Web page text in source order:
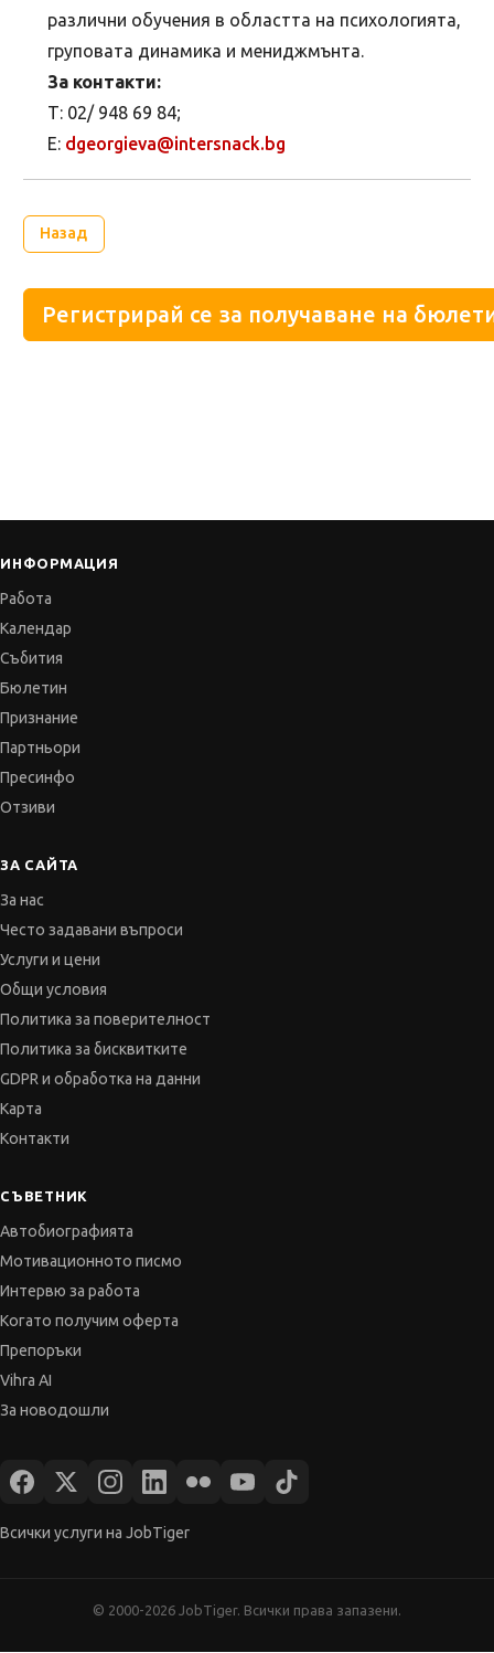
различни обучения в областта на психологията,
груповата динамика и мениджмънта.
За контакти:
Т: 02/ 948 69 84;
E: dgeorgieva@intersnack.bg
Назад
Регистрирай се за получаване на
Събития
Бюлетин
Партньори
За нас
Услуги и цени
GDPR и обработка на данни
Автобиографията
Интервю за работа
Когато получим оферта